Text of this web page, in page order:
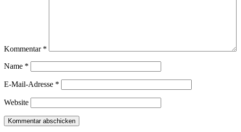
Kommentar *
Name *
E-Mail-Adresse *
Website